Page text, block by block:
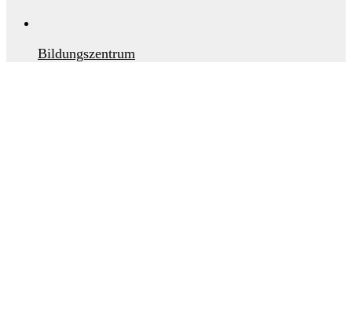
Bildungszentrum